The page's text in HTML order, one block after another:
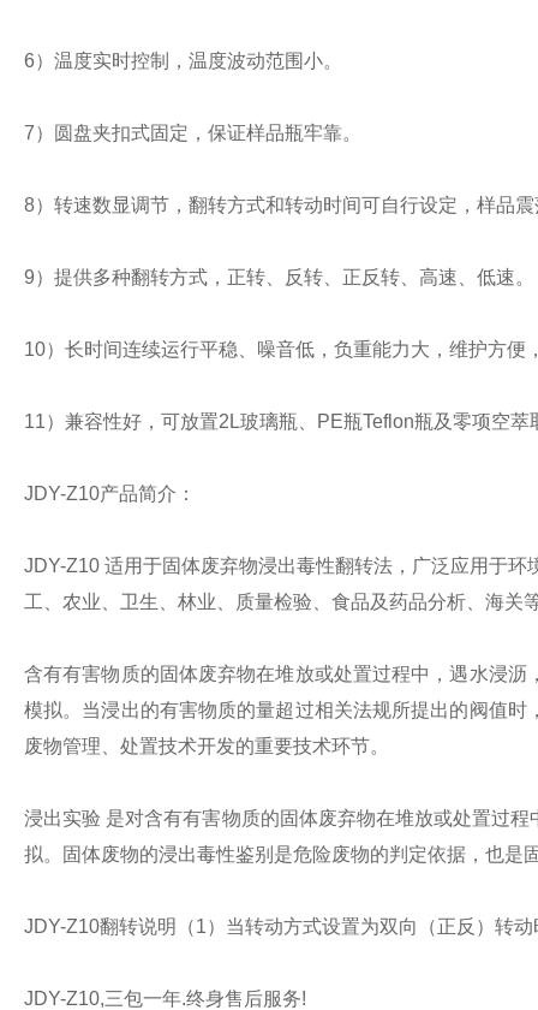
6）温度实时控制，温度波动范围小。
7）圆盘夹扣式固定，保证样品瓶牢靠。
8）转速数显调节，翻转方式和转动时间可自行设定，样品
9）提供多种翻转方式，正转、反转、正反转、高速、低速。
10）长时间连续运行平稳、噪音低，负重能力大，维护方便
11）兼容性好，可放置2L玻璃瓶、PE瓶Teflon瓶及零项空萃
JDY-Z10产品简介：
JDY-Z10 适用于固体废弃物浸出毒性翻转法，广泛应用于
工、农业、卫生、林业、质量检验、食品及药品分析、海关
含有有害物质的固体废弃物在堆放或处置过程中，遇水浸
模拟。当浸出的有害物质的量超过相关法规所提出的阀值
废物管理、处置技术开发的重要技术环节。
浸出实验 是对含有有害物质的固体废弃物在堆放或处置过
拟。固体废物的浸出毒性鉴别是危险废物的判定依据，也是
JDY-Z10翻转说明（1）当转动方式设置为双向（正反）转
JDY-Z10,三包一年.终身售后服务!